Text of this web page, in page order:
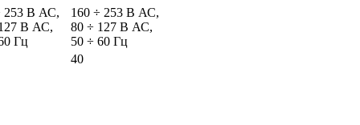
253 В АС,
В АС,
Гц
160 ÷ 253 В АС,
80 ÷ 127 В АС,
50 ÷ 60 Гц
40